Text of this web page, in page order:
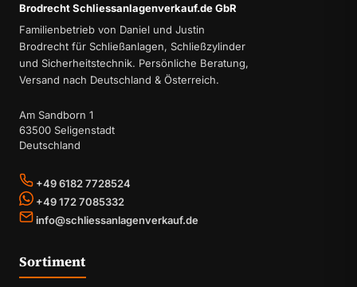
Brodrecht Schliessanlagenverkauf.de GbR
Familienbetrieb von Daniel und Justin
Brodrecht für Schließanlagen, Schließzylinder
und Sicherheitstechnik. Persönliche Beratung,
Versand nach Deutschland & Österreich.
Am Sandborn 1
63500 Seligenstadt
Deutschland
+49 6182 7728524
+49 172 7085332
info@schliessanlagenverkauf.de
Sortiment